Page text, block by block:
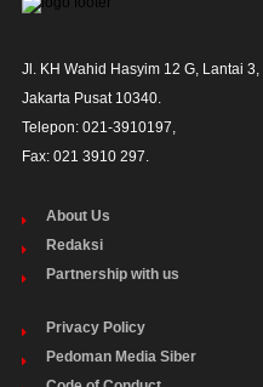
Jl. KH Wahid Hasyim 12 G, Lantai 3,
Jakarta Pusat 10340.
Telepon: 021-3910197,
Fax: 021 3910 297.
About Us
Redaksi
Partnership with us
Privacy Policy
Pedoman Media Siber